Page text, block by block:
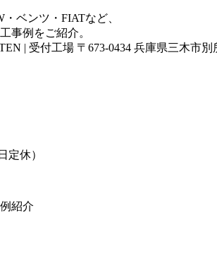
ベンツ・FIATなど、
事例をご紹介。
| 受付工場 〒673-0434 兵庫県三木市別
定休）
紹介